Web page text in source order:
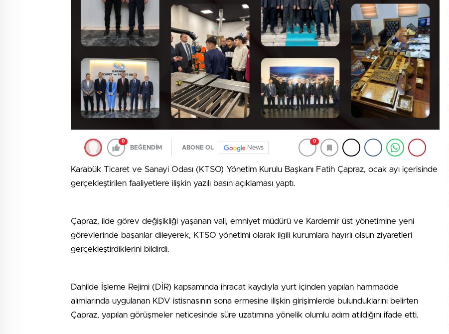
0
BEĞENDİM ABONE OL News
0
Karabük Ticaret ve Sanayi Odası (KTSO) Yönetim Kurulu Başkanı Fatih Çapraz, ocak ayı içerisinde
gerçekleştirilen faaliyetlere ilişkin yazılı basın açıklaması yaptı.
Çapraz, ilde görev değişikliği yaşanan vali, emniyet müdürü ve Kardemir üst yönetimine yeni
görevlerinde başarılar dileyerek, KTSO yönetimi olarak ilgili kurumlara hayırlı olsun ziyaretleri
gerçekleştirdiklerini bildirdi.
Dahilde İşleme Rejimi (DİR) kapsamında ihracat kaydıyla yurt içinden yapılan hammadde
alımlarında uygulanan KDV istisnasının sona ermesine ilişkin girişimlerde bulunduklarını belirten
Çapraz, yapılan görüşmeler neticesinde süre uzatımına yönelik olumlu adım atıldığını ifade etti.